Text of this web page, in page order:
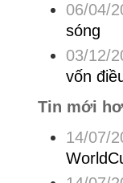
06/04/
sóng
03/12/
vốn
Tin mới
14/07/